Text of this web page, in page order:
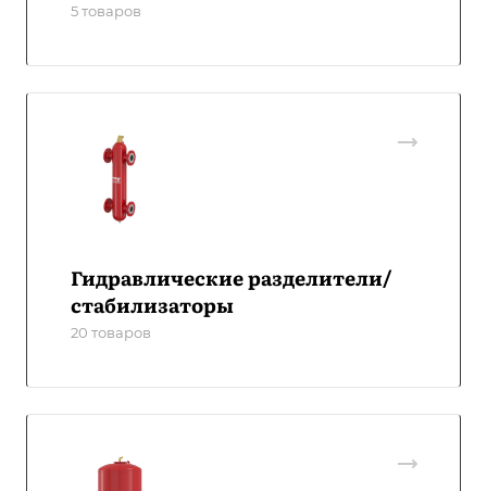
5 товаров
Гидравлические разделители/
стабилизаторы
20 товаров